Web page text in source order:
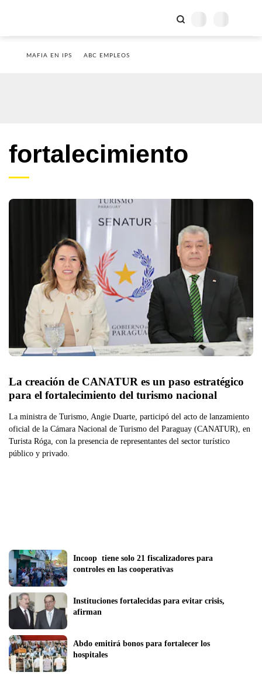
MAFIA EN IPS ABC EMPLEOS
fortalecimiento
La creación de CANATUR es un paso estratégico
para el fortalecimiento del turismo nacional
La ministra de Turismo, Angie Duarte, participó del acto de lanzamiento
oficial de la Cámara Nacional de Turismo del Paraguay (CANATUR), en
Turista Róga, con la presencia de representantes del sector turístico
público y privado.
Incoop  tiene solo 21 fiscalizadores para
controles en las cooperativas
Instituciones fortalecidas para evitar crisis,
afirman
Abdo emitirá bonos para fortalecer los
hospitales